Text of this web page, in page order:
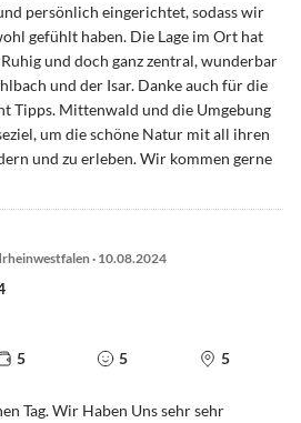
persönlich eingerichtet, sodass wir
gefühlt haben. Die Lage im Ort hat
und doch ganz zentral, wunderbar
und der Isar. Danke auch für die
Tipps. Mittenwald und die Umgebung
um die schöne Natur mit all ihren
und zu erleben. Wir kommen gerne
· 10.08.2024
5 5 5
Tag. Wir Haben Uns sehr sehr